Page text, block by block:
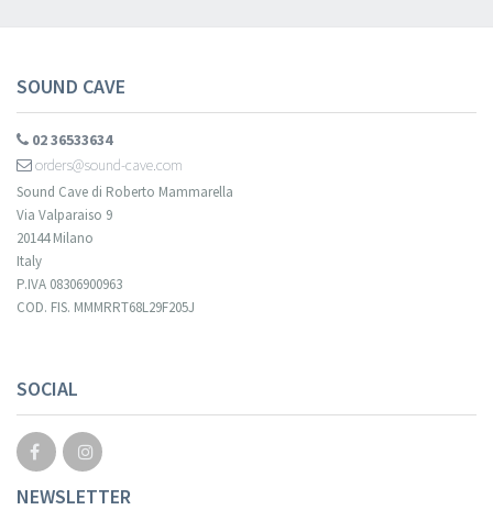
SOUND CAVE
02 36533634
orders@sound-cave.com
Sound Cave di Roberto Mammarella
Via Valparaiso 9
20144 Milano
Italy
P.IVA 08306900963
COD. FIS. MMMRRT68L29F205J
SOCIAL
NEWSLETTER